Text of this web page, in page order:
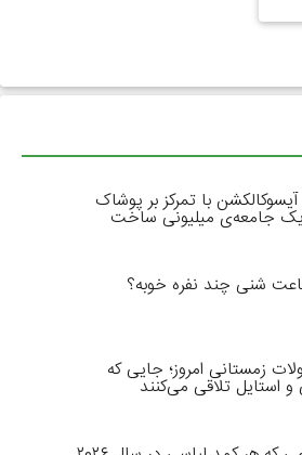
با تمرکز بر پوشاک
یک جامعه‌ی میلیونی ساخت
شنی چند نفره خوبه؟
زمستانی امروز؛ جایی که
و استایل تلاقی می‌کنند